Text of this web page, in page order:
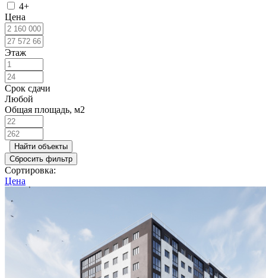
4+
Цена
Этаж
Срок сдачи
Любой
Общая площадь, м2
Найти объекты
Сбросить фильтр
Сортировка:
Цена